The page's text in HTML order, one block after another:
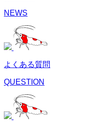
NEWS
よくある質問
QUESTION